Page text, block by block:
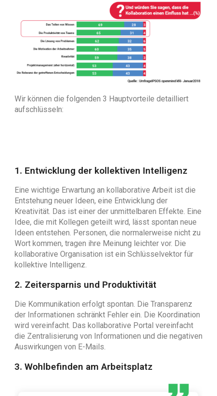
Wir können die folgenden 3 Hauptvorteile detailliert
aufschlüsseln:
1. Entwicklung der kollektiven Intelligenz
Eine wichtige Erwartung an kollaborative Arbeit ist die
Entstehung neuer Ideen, eine Entwicklung der
Kreativität. Das ist einer der unmittelbaren Effekte. Eine
Idee, die mit Kollegen geteilt wird, lässt spontan neue
Ideen entstehen. Personen, die normalerweise nicht zu
Wort kommen, tragen ihre Meinung leichter vor. Die
kollaborative Organisation ist ein Schlüsselvektor für
kollektive Intelligenz.
2. Zeitersparnis und Produktivität
Die Kommunikation erfolgt spontan. Die Transparenz
der Informationen schränkt Fehler ein. Die Koordination
wird vereinfacht. Das kollaborative Portal vereinfacht
die Zentralisierung von Informationen und die negativen
Auswirkungen von E-Mails.
3. Wohlbefinden am Arbeitsplatz